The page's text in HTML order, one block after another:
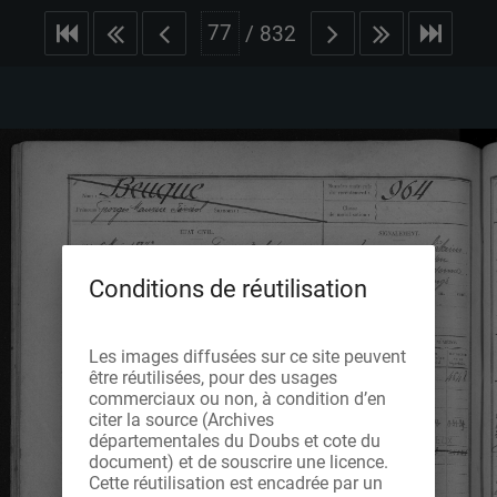
/ 832
Conditions de réutilisation
Les images diffusées sur ce site peuvent
être réutilisées, pour des usages
commerciaux ou non, à condition d’en
citer la source (Archives
départementales du Doubs et cote du
document) et de souscrire une licence.
Cette réutilisation est encadrée par un